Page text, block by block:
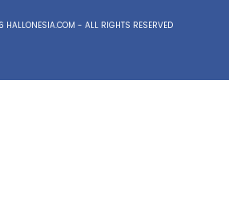
- ALL RIGHTS RESERVED